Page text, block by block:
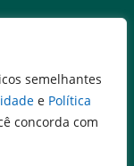
semelhantes
e Política
concorda com